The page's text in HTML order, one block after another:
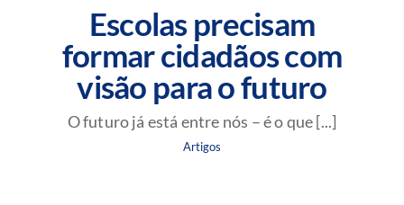
Perguntas Frequentes
Blog da Rede Batista
Escolas precisam
formar cidadãos com
visão para o futuro
O futuro já está entre nós – é o que [...]
Artigos